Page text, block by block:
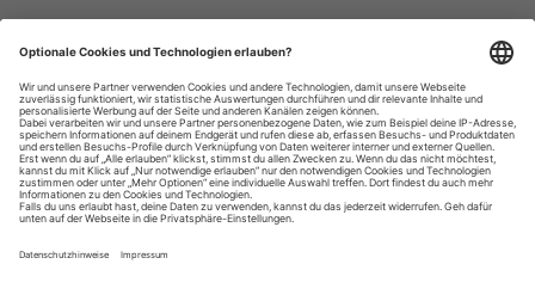
Datenschutzhinweise
Impressum